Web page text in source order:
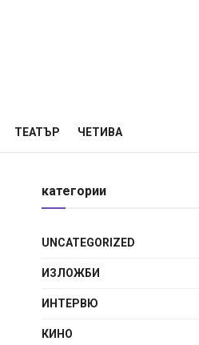
ТЕАТЪР ЧЕТИВА
категории
UNCATEGORIZED
ИЗЛОЖБИ
ИНТЕРВЮ
КИНО